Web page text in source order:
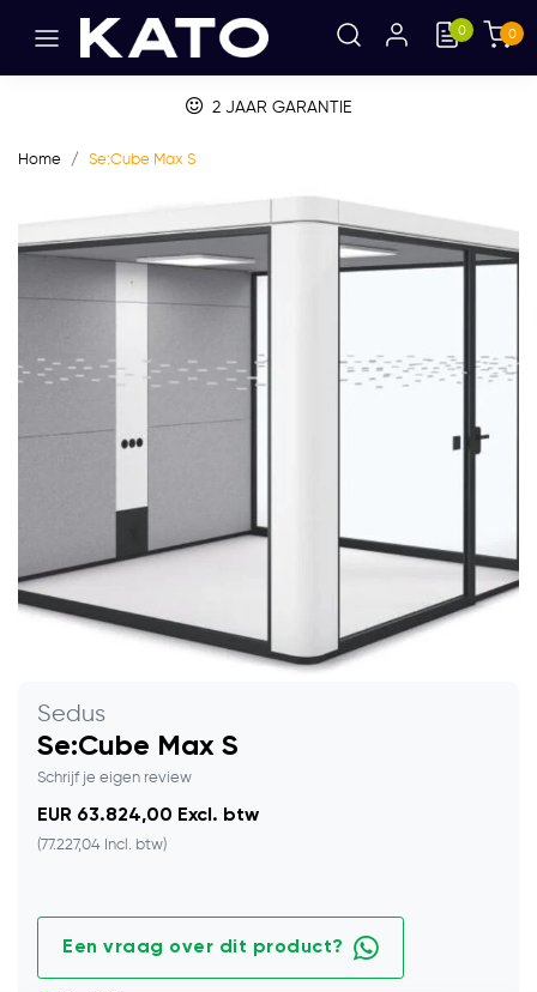
0 0
2 JAAR GARANTIE
Home Se:Cube Max S
Sedus
Se:Cube Max S
Schrijf je eigen review
EUR 63.824,00 Excl. btw
(77.227,04 Incl. btw)
Een vraag over dit product?